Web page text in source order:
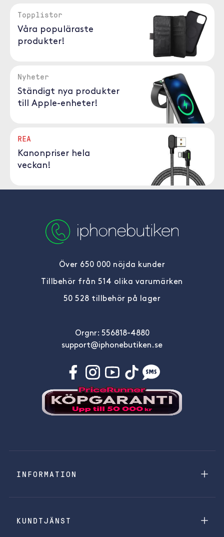
Topplistor
Våra populäraste
produkter!
Nyheter
Ständigt nya produkter
till Apple-enheter!
REA
Kanonpriser hela
veckan!
Över 650 000 nöjda kunder
Tillbehör från 514 olika varumärken
50 528 tillbehör på lager
Orgnr: 556818-4880
support@iphonebutiken.se
INFORMATION
KUNDTJÄNST